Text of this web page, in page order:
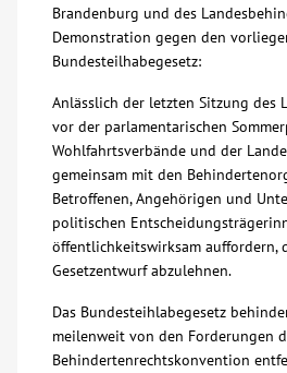
Brandenburg und des
Demonstration gegen den
Bundesteilhabegesetz:
Anlässlich der letzten Sitzung des
vor der parlamentarischen
Wohlfahrtsverbände und der
gemeinsam mit den
Betroffenen, Angehörigen und
politischen
öffentlichkeitswirksam auffordern,
Gesetzentwurf abzulehnen.
Das Bundesteihlabegesetz
meilenweit von den Forderungen
Behindertenrechtskonvention